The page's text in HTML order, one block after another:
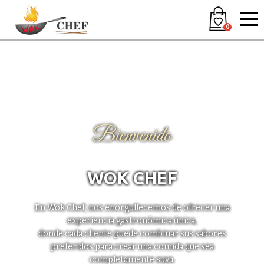
0
Bienvenido
WOK CHEF
En Wok Chef, nos enorgullecemos de ofrecer una
experiencia gastronómica única,
donde cada cliente puede combinar sus sabores
preferidos para crear una comida que sea
completamente suya.